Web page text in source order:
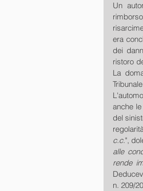
Un
era
dei
ristoro
La
anche
del
c.c.",
alle
rende
n. 209/